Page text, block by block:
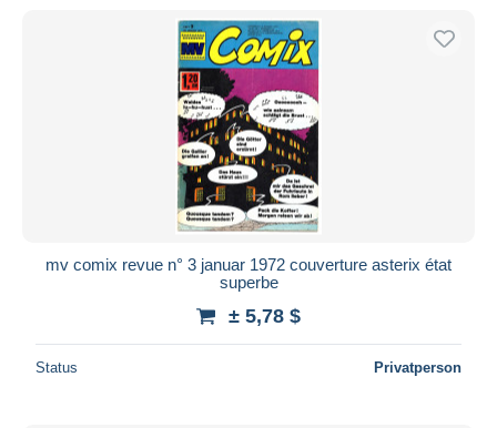
mv comix revue n° 3 januar 1972 couverture asterix état
superbe
± 5,78 $
Status Privatperson